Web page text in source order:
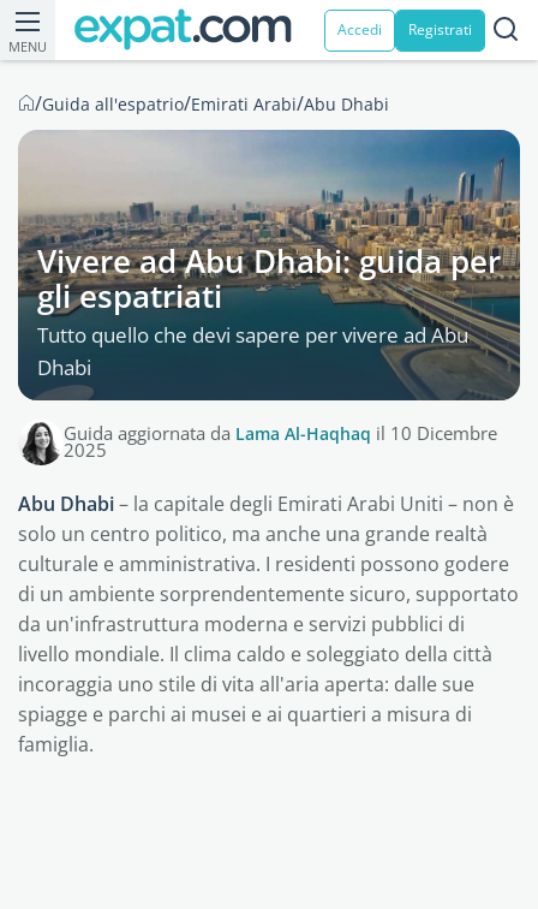
MENU
Accedi Registrati
/Guida all'espatrio/Emirati Arabi/Abu Dhabi
Vivere ad Abu Dhabi: guida per
gli espatriati
Tutto quello che devi sapere per vivere ad Abu
Dhabi
Guida aggiornata da Lama Al-Haqhaq il 10 Dicembre
2025
Abu Dhabi– la capitale degli Emirati Arabi Uniti – non è
solo un centro politico, ma anche una grande realtà
culturale e amministrativa. I residenti possono godere
di un ambiente sorprendentemente sicuro, supportato
da un'infrastruttura moderna e servizi pubblici di
livello mondiale. Il clima caldo e soleggiato della città
incoraggia uno stile di vita all'aria aperta: dalle sue
spiagge e parchi ai musei e ai quartieri a misura di
famiglia.